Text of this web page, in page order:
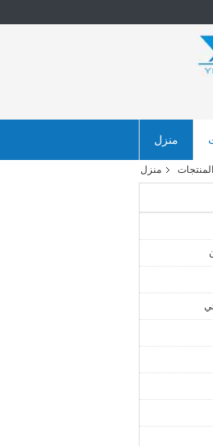
منزل
منزل المنتجات